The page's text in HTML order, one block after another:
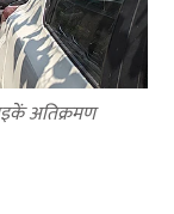
अतिक्रमण